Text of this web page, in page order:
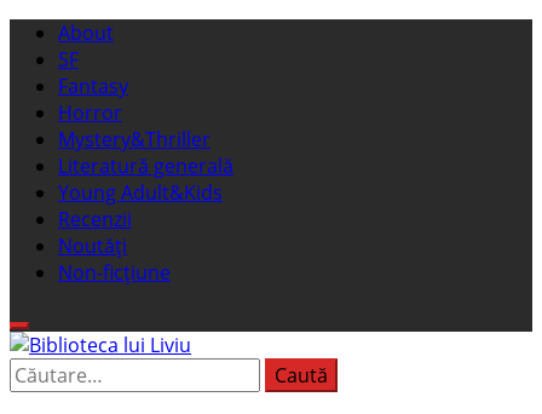
Sari
conținut
Meniu
principal
About
SF
Fantasy
Horror
Mystery&Thriller
Literatură generală
Young Adult&Kids
Recenzii
Noutăți
Non-ficțiune
Biblioteca lui Liviu
Fostul blog FanSF
Caută
după: